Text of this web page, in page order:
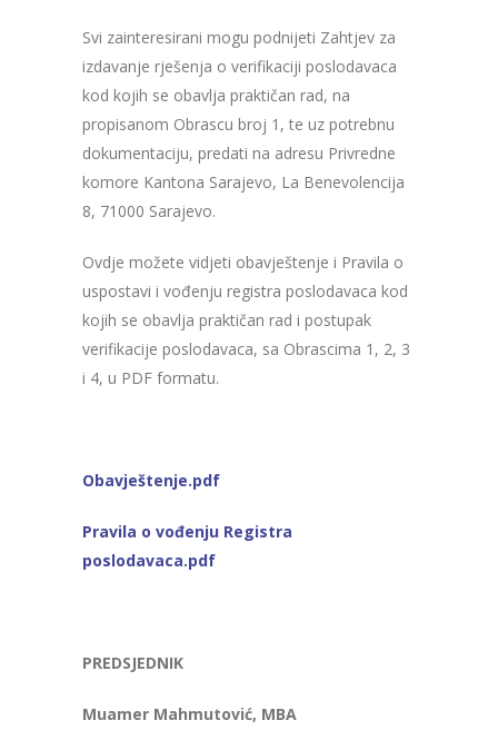
Svi zainteresirani mogu podnijeti Zahtjev za
izdavanje rješenja o verifikaciji poslodavaca
kod kojih se obavlja praktičan rad, na
propisanom Obrascu broj 1, te uz potrebnu
dokumentaciju, predati na adresu Privredne
komore Kantona Sarajevo, La Benevolencija
8, 71000 Sarajevo.
Ovdje možete vidjeti obavještenje i Pravila o
uspostavi i vođenju registra poslodavaca kod
kojih se obavlja praktičan rad i postupak
verifikacije poslodavaca, sa Obrascima 1, 2, 3
i 4, u PDF formatu.
Obavještenje.pdf
Pravila o vođenju Registra
poslodavaca.pdf
PREDSJEDNIK
Muamer Mahmutović, MBA